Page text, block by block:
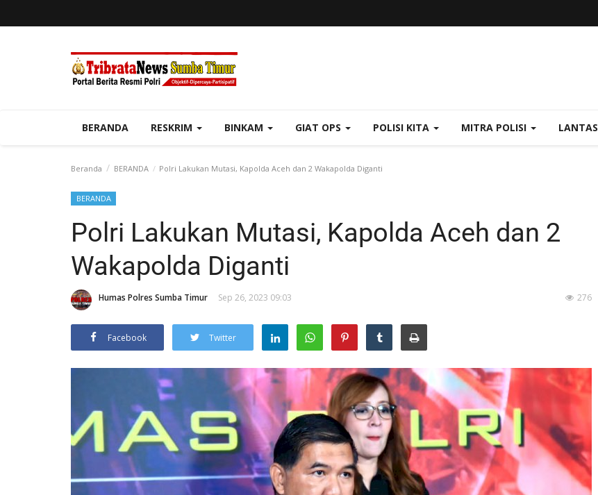
BERANDA RESKRIM BINKAM GIAT OPS POLISI KITA MITRA POLISI LANTAS
Beranda BERANDA Polri Lakukan Mutasi, Kapolda Aceh dan 2 Wakapolda Diganti
BERANDA
Polri Lakukan Mutasi, Kapolda Aceh dan 2
Wakapolda Diganti
Humas Polres Sumba Timur Sep 26, 2023 09:03 276
Facebook Twitter